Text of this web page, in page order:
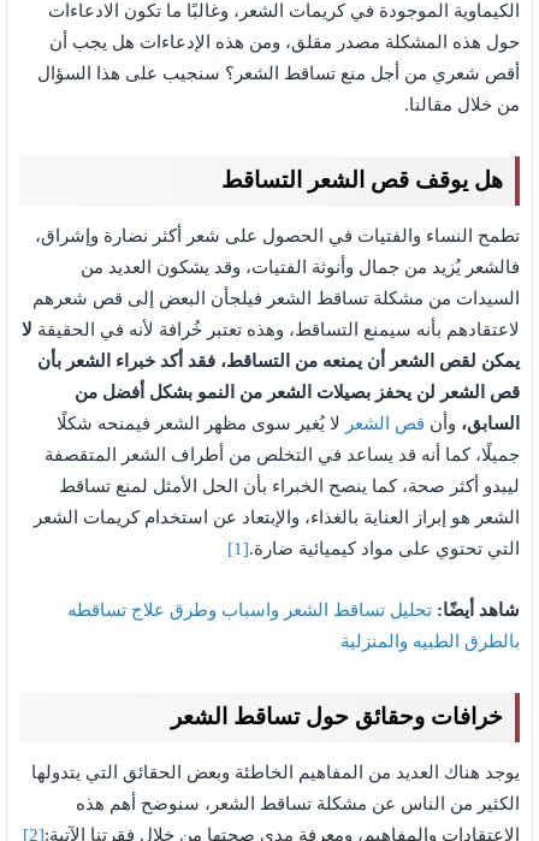
الكيماوية الموجودة في كريمات الشعر، وغالبًا ما تكون الادعاءات
حول هذه المشكلة مصدر مقلق، ومن هذه الإدعاءات هل يجب أن
أقص شعري من أجل منع تساقط الشعر؟ سنجيب على هذا السؤال
من خلال مقالنا.
هل يوقف قص الشعر التساقط
تطمح النساء والفتيات في الحصول على شعر أكثر نضارة وإشراق،
فالشعر يُزيد من جمال وأنوثة الفتيات، وقد يشكون العديد من
السيدات من مشكلة تساقط الشعر فيلجأن البعض إلى قص شعرهم
لاعتقادهم بأنه سيمنع التساقط، وهذه تعتبر خُرافة لأنه في الحقيقة لا
يمكن لقص الشعر أن يمنعه من التساقط، فقد أكد خبراء الشعر بأن
قص الشعر لن يحفز بصيلات الشعر من النمو بشكل أفضل من
السابق، وأن قص الشعر
لا يُغير سوى مظهر الشعر فيمنحه شكلًا
جميلًا، كما أنه قد يساعد في التخلص من أطراف الشعر المتقصفة
ليبدو أكثر صحة، كما ينصح الخبراء بأن الحل الأمثل لمنع تساقط
الشعر هو إبراز العناية بالغذاء، والإبتعاد عن استخدام كريمات الشعر
التي تحتوي على مواد كيميائية ضارة.[1]
شاهد أيضًا: تحليل تساقط الشعر واسباب وطرق علاج تساقطه
بالطرق الطبيه والمنزلية
خرافات وحقائق حول تساقط الشعر
يوجد هناك العديد من المفاهيم الخاطئة وبعض الحقائق التي يتدولها
الكثير من الناس عن مشكلة تساقط الشعر، سنوضح أهم هذه
الإعتقادات والمفاهيم، ومعرفة مدى صحتها من خلال فقرتنا الآتية:[2]